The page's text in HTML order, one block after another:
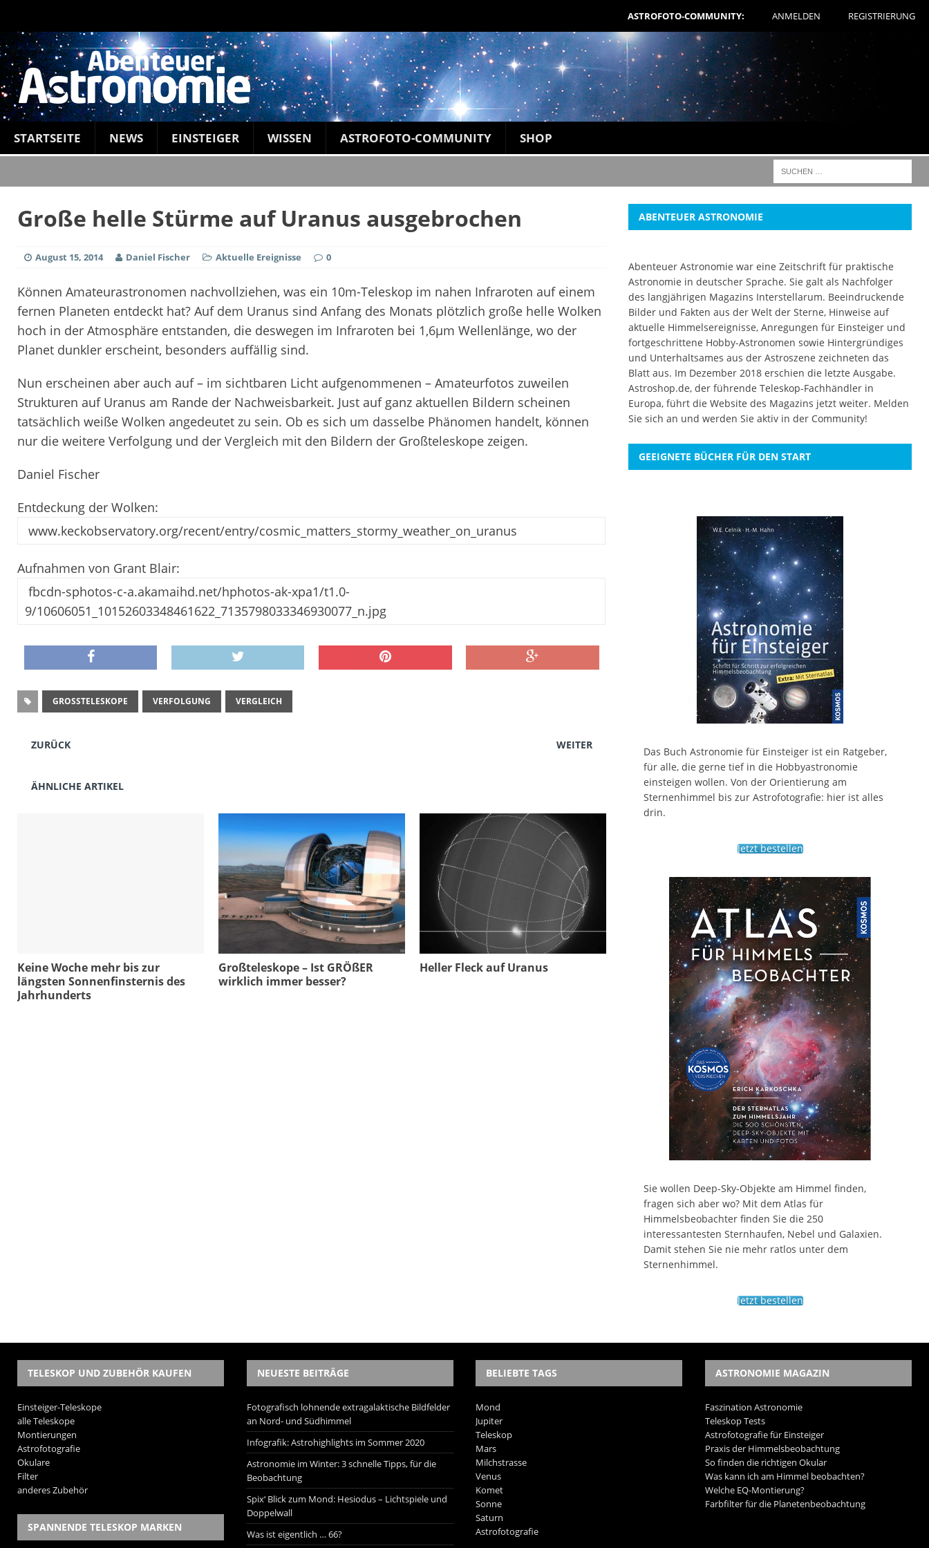
ASTROFOTO-COMMUNITY: ANMELDEN REGISTRIERUNG
STARTSEITE NEWS EINSTEIGER WISSEN ASTROFOTO-COMMUNITY SHOP
Große helle Stürme auf Uranus ausgebrochen
August 15, 2014 Daniel Fischer Aktuelle Ereignisse 0
Können Amateurastronomen nachvollziehen, was ein 10m-Teleskop im nahen Infraroten auf einem
fernen Planeten entdeckt hat? Auf dem Uranus sind Anfang des Monats plötzlich große helle Wolken
hoch in der Atmosphäre entstanden, die deswegen im Infraroten bei 1,6μm Wellenlänge, wo der
Planet dunkler erscheint, besonders auffällig sind.
Nun erscheinen aber auch auf – im sichtbaren Licht aufgenommenen – Amateurfotos zuweilen
Strukturen auf Uranus am Rande der Nachweisbarkeit. Just auf ganz aktuellen Bildern scheinen
tatsächlich weiße Wolken angedeutet zu sein. Ob es sich um dasselbe Phänomen handelt, können
nur die weitere Verfolgung und der Vergleich mit den Bildern der Großteleskope zeigen.
Daniel Fischer
Entdeckung der Wolken:
www.keckobservatory.org/recent/entry/cosmic_matters_stormy_weather_on_uranus
Aufnahmen von Grant Blair:
fbcdn-sphotos-c-a.akamaihd.net/hphotos-ak-xpa1/t1.0-
9/10606051_10152603348461622_7135798033346930077_n.jpg
GROSSTELESKOPE VERFOLGUNG VERGLEICH
ZURÜCK WEITER
ÄHNLICHE ARTIKEL
Keine Woche mehr bis zur
längsten Sonnenfinsternis des
Jahrhunderts
Großteleskope – Ist GRÖßER
wirklich immer besser?
Heller Fleck auf Uranus
ABENTEUER ASTRONOMIE
Abenteuer Astronomie war eine Zeitschrift für praktische
Astronomie in deutscher Sprache. Sie galt als Nachfolger
des langjährigen Magazins Interstellarum. Beeindruckende
Bilder und Fakten aus der Welt der Sterne, Hinweise auf
aktuelle Himmelsereignisse, Anregungen für Einsteiger und
fortgeschrittene Hobby-Astronomen sowie Hintergründiges
und Unterhaltsames aus der Astroszene zeichneten das
Blatt aus. Im Dezember 2018 erschien die letzte Ausgabe.
Astroshop.de, der führende Teleskop-Fachhändler in
Europa, führt die Website des Magazins jetzt weiter. Melden
Sie sich an und werden Sie aktiv in der Community!
GEEIGNETE BÜCHER FÜR DEN START
Das Buch Astronomie für Einsteiger ist ein Ratgeber,
für alle, die gerne tief in die Hobbyastronomie
einsteigen wollen. Von der Orientierung am
Sternenhimmel bis zur Astrofotografie: hier ist alles
drin.
Jetzt bestellen
Sie wollen Deep-Sky-Objekte am Himmel finden,
fragen sich aber wo? Mit dem Atlas für
Himmelsbeobachter finden Sie die 250
interessantesten Sternhaufen, Nebel und Galaxien.
Damit stehen Sie nie mehr ratlos unter dem
Sternenhimmel.
Jetzt bestellen
TELESKOP UND ZUBEHÖR KAUFEN
Einsteiger-Teleskope
alle Teleskope
Montierungen
Astrofotografie
Okulare
Filter
anderes Zubehör
SPANNENDE TELESKOP MARKEN
NEUESTE BEITRÄGE
Fotografisch lohnende extragalaktische Bildfelder
an Nord- und Südhimmel
Infografik: Astrohighlights im Sommer 2020
Astronomie im Winter: 3 schnelle Tipps, für die
Beobachtung
Spix‘ Blick zum Mond: Hesiodus – Lichtspiele und
Doppelwall
Was ist eigentlich … 66?
BELIEBTE TAGS
Mond
Jupiter
Teleskop
Mars
Milchstrasse
Venus
Komet
Sonne
Saturn
Astrofotografie
ASTRONOMIE MAGAZIN
Faszination Astronomie
Teleskop Tests
Astrofotografie für Einsteiger
Praxis der Himmelsbeobachtung
So finden die richtigen Okular
Was kann ich am Himmel beobachten?
Welche EQ-Montierung?
Farbfilter für die Planetenbeobachtung